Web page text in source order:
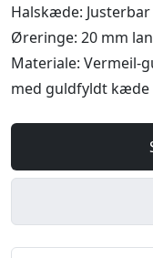
Halskæde: Justerbar
Øreringe: 20 mm
Materiale: Vermeil-
med guldfyldt kæde